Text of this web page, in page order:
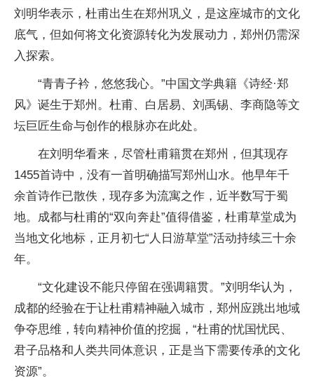
刘明华表示，杜甫出生在郑州巩义，是这座城市的文化
底气，但如何将文化资源转化为发展动力，郑州仍需深
入探索。
“青青子衿，悠悠我心。”中国文学典籍《诗经·郑
风》诞生于郑州。杜甫、白居易、刘禹锡、李商隐等文
坛巨匠生命与创作的根脉亦在此处。
在刘明华看来，尽管杜甫籍贯在郑州，但其现存
1455首诗中，没有一首明确描写郑州山水。他早年千
余首诗作已散佚，现存多为流寓之作，近半数写于蜀
地。成都与杜甫的“双向奔赴”值得借鉴，杜甫草堂成为
当地文化地标，正月初七“人日游草堂”活动持续三十余
年。
“文化建设不能只停留在强调籍贯。”刘明华认为，
成都的经验在于让杜甫精神融入城市，郑州应跳出地域
争夺思维，转向精神价值的挖掘，“杜甫的忧国忧民、
君子品格和人类共同体意识，正是当下需要传承的文化
资源”。